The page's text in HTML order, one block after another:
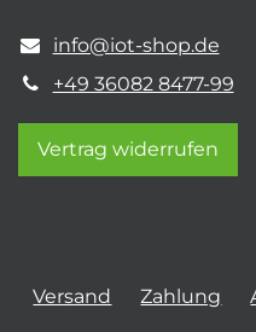
info@iot-shop.de
+49 36082 8477-99
Vertrag widerrufen
Versand Zahlung